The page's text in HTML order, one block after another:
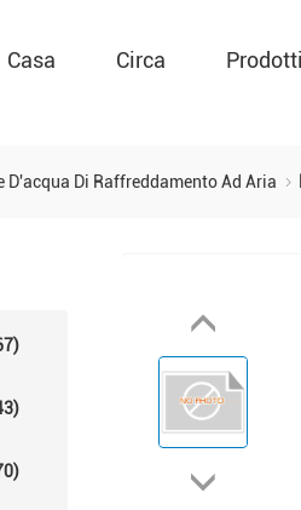
Casa Circa
D'acqua Di Raffreddamento Ad Aria